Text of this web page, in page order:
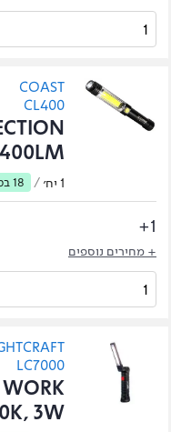
COAST
CL400
400LM
1 יח׳ / 18 במלאי
1+
+ מחירים נוספים
LC7000
WORK
3W